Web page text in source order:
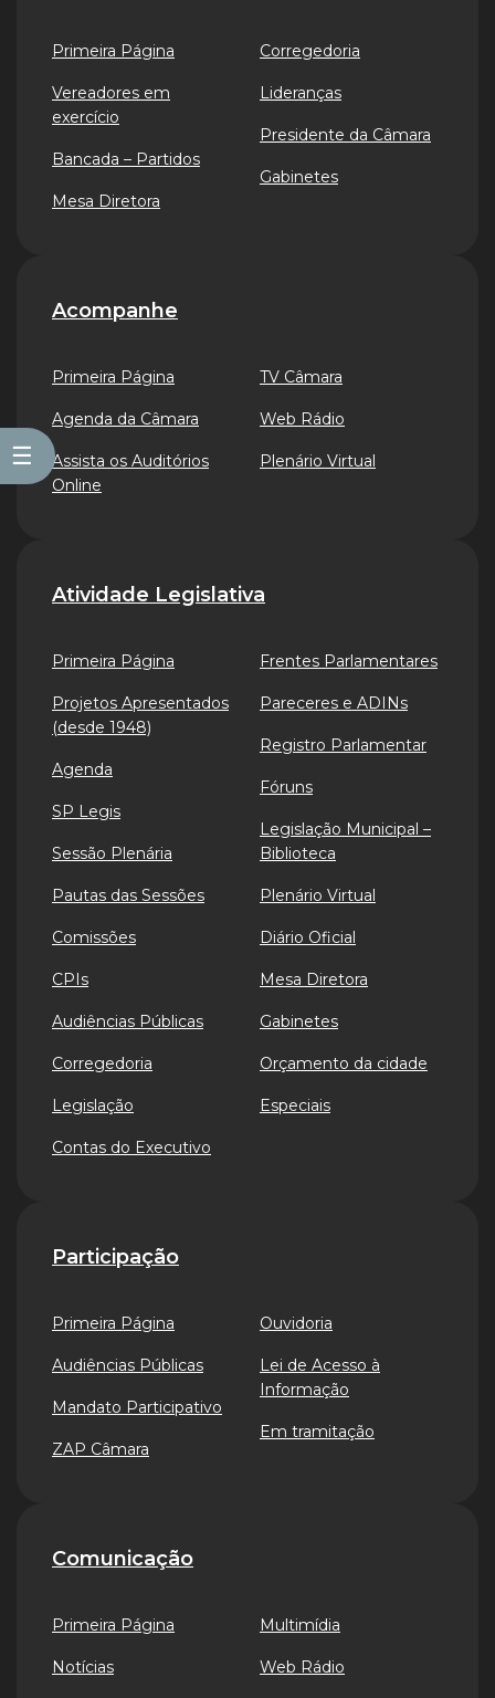
☰
Primeira Página
Vereadores em
exercício
Bancada – Partidos
Mesa Diretora
Corregedoria
Lideranças
Presidente da Câmara
Gabinetes
Acompanhe
Primeira Página
Agenda da Câmara
Assista os Auditórios
Online
TV Câmara
Web Rádio
Plenário Virtual
Atividade Legislativa
Primeira Página
Projetos Apresentados
(desde 1948)
Agenda
SP Legis
Sessão Plenária
Pautas das Sessões
Comissões
CPIs
Audiências Públicas
Corregedoria
Legislação
Contas do Executivo
Frentes Parlamentares
Pareceres e ADINs
Registro Parlamentar
Fóruns
Legislação Municipal –
Biblioteca
Plenário Virtual
Diário Oficial
Mesa Diretora
Gabinetes
Orçamento da cidade
Especiais
Participação
Primeira Página
Audiências Públicas
Mandato Participativo
ZAP Câmara
Ouvidoria
Lei de Acesso à
Informação
Em tramitação
Comunicação
Primeira Página
Notícias
Multimídia
Web Rádio